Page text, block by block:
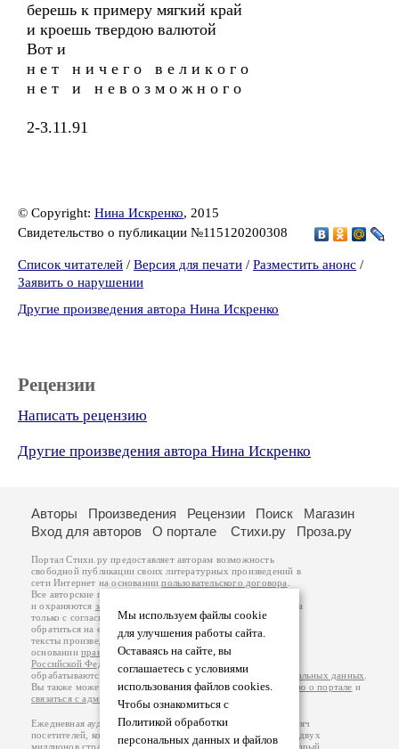
берешь к примеру мягкий край
и кроешь твердою валютой
Вот и
н е т н и ч е г о в е л и к о г о
н е т и н е в о з м о ж н о г о
2-3.11.91
© Copyright: Нина Искренко, 2015
Свидетельство о публикации №115120200308
Список читателей / Версия для печати / Разместить анонс /
Заявить о нарушении
Другие произведения автора Нина Искренко
Рецензии
Написать рецензию
Другие произведения автора Нина Искренко
Мы используем файлы cookie
для улучшения работы сайта.
Оставаясь на сайте, вы
соглашаетесь с условиями
использования файлов cookies.
Чтобы ознакомиться с
Политикой обработки
персональных данных и файлов
Авторы Произведения Рецензии Поиск
Магазин
Вход для авторов
О портале Стихи.ру Проза.ру
Портал Стихи.ру предоставляет авторам возможность
свободной публикации своих литературных произведений в
сети Интернет на основаниипользовательского договора
Все авторские права на произведения принадлежат авторам
и охраняются законом
. Перепечатка произведений возможна
только с согласия его автора, к которому вы можете
обратиться на его авторской странице. Ответственность за
тексты произведений авторы несут самостоятельно на
основанииправил публикацииизаконодательства
Российской Федерации
обрабатываются на основанииПолитики обработки персональных данных
Вы также можете посмотреть более подробнуюинформацию о портале и
связаться с администрацией
Ежедневная аудитория портала Стихи.ру – порядка 200 тысяч
посетителей, которые в общей сумме просматривают более двух
миллионов страниц по данным счетчика посещаемости, который